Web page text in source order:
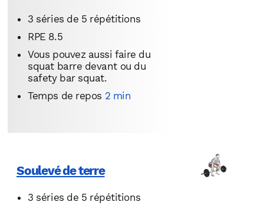
3 séries de 5 répétitions
RPE 8.5
Vous pouvez aussi faire du
squat barre devant ou du
safety bar squat.
Temps de repos 2 min
Soulevé de terre
3 séries de 5 répétitions